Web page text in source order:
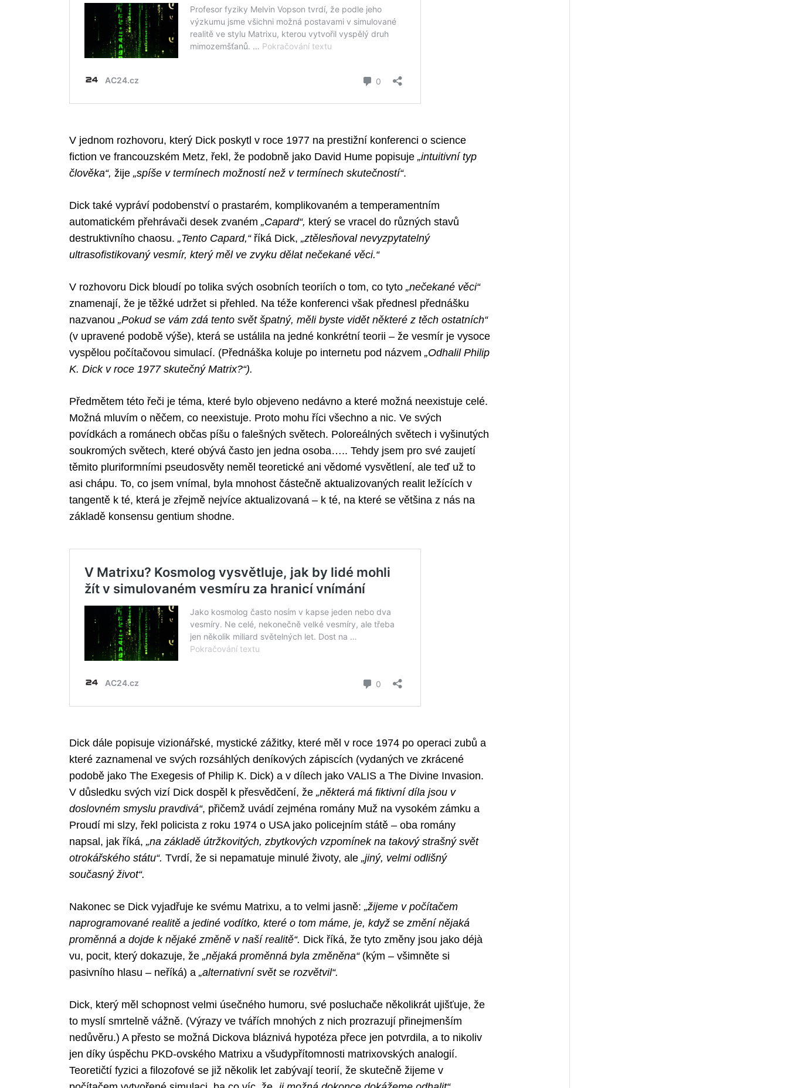
V jednom rozhovoru, který Dick poskytl v roce 1977 na prestižní konferenci o science
fiction ve francouzském Metz, řekl, že podobně jako David Hume popisuje „intuitivní typ
člověka“, žije „spíše v termínech možností než v termínech skutečností“.
Dick také vypráví podobenství o prastarém, komplikovaném a temperamentním
automatickém přehrávači desek zvaném „Capard“, který se vracel do různých stavů
destruktivního chaosu. „Tento Capard,“říká Dick, „ztělesňoval nevyzpytatelný
ultrasofistikovaný vesmír, který měl ve zvyku dělat nečekané věci.“
V rozhovoru Dick bloudí po tolika svých osobních teoriích o tom, co tyto„nečekané věci“
znamenají, že je těžké udržet si přehled. Na téže konferenci však přednesl přednášku
nazvanou „Pokud se vám zdá tento svět špatný, měli byste vidět některé z těch ostatních“
(v upravené podobě výše), která se ustálila na jedné konkrétní teorii – že vesmír je vysoce
vyspělou počítačovou simulací. (Přednáška koluje po internetu pod názvem „Odhalil Philip
K. Dick v roce 1977 skutečný Matrix?“).
Předmětem této řeči je téma, které bylo objeveno nedávno a které možná neexistuje celé.
Možná mluvím o něčem, co neexistuje. Proto mohu říci všechno a nic. Ve svých
povídkách a románech občas píšu o falešných světech. Poloreálných světech i vyšinutých
soukromých světech, které obývá často jen jedna osoba….. Tehdy jsem pro své zaujetí
těmito pluriformními pseudosvěty neměl teoretické ani vědomé vysvětlení, ale teď už to
asi chápu. To, co jsem vnímal, byla mnohost částečně aktualizovaných realit ležících v
tangentě k té, která je zřejmě nejvíce aktualizovaná – k té, na které se většina z nás na
základě konsensu gentium shodne.
Dick dále popisuje vizionářské, mystické zážitky, které měl v roce 1974 po operaci zubů a
které zaznamenal ve svých rozsáhlých deníkových zápiscích (vydaných ve zkrácené
podobě jako The Exegesis of Philip K. Dick) a v dílech jako VALIS a The Divine Invasion.
V důsledku svých vizí Dick dospěl k přesvědčení, že„některá má fiktivní díla jsou v
doslovném smyslu pravdivá“, přičemž uvádí zejména romány Muž na vysokém zámku a
Proudí mi slzy, řekl policista z roku 1974 o USA jako policejním státě – oba romány
napsal, jak říká, „na základě útržkovitých, zbytkových vzpomínek na takový strašný svět
otrokářského státu“. Tvrdí, že si nepamatuje minulé životy, ale „jiný, velmi odlišný
současný život“.
Nakonec se Dick vyjadřuje ke svému Matrixu, a to velmi jasně: „žijeme v počítačem
naprogramované realitě a jediné vodítko, které o tom máme, je, když se změní nějaká
proměnná a dojde k nějaké změně v naší realitě“. Dick říká, že tyto změny jsou jako déjà
vu, pocit, který dokazuje, že „nějaká proměnná byla změněna“(kým – všimněte si
pasivního hlasu – neříká) a „alternativní svět se rozvětvil“.
Dick, který měl schopnost velmi úsečného humoru, své posluchače několikrát ujišťuje, že
to myslí smrtelně vážně. (Výrazy ve tvářích mnohých z nich prozrazují přinejmenším
nedůvěru.) A přesto se možná Dickova bláznivá hypotéza přece jen potvrdila, a to nikoliv
jen díky úspěchu PKD-ovského Matrixu a všudypřítomnosti matrixovských analogií.
Teoretičtí fyzici a filozofové se již několik let zabývají teorií, že skutečně žijeme v